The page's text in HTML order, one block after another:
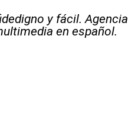
y fácil. Agencia
en español.